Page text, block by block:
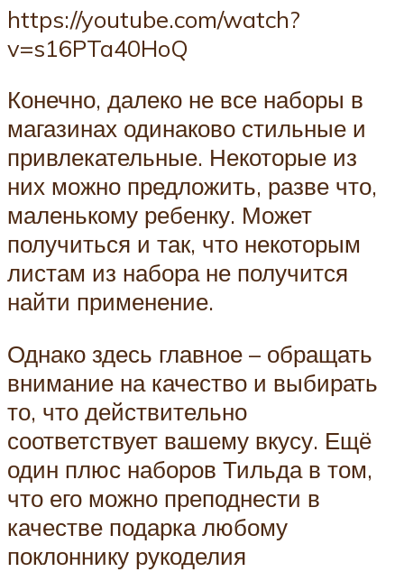
https://youtube.com/watch?
v=s16PTa40HoQ
Конечно, далеко не все наборы в
магазинах одинаково стильные и
привлекательные. Некоторые из
них можно предложить, разве что,
маленькому ребенку. Может
получиться и так, что некоторым
листам из набора не получится
найти применение.
Однако здесь главное – обращать
внимание на качество и выбирать
то, что действительно
соответствует вашему вкусу. Ещё
один плюс наборов Тильда в том,
что его можно преподнести в
качестве подарка любому
поклоннику рукоделия